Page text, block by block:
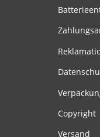
Copyright
Versand